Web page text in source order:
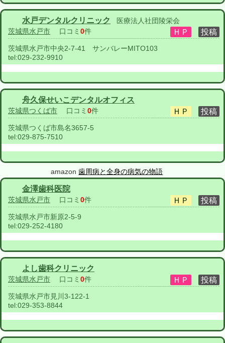
水戸デンタルクリニック
医療法人社団陵栄会
茨城県水戸市 口コミ 0件
茨城県水戸市中央2-7-41 サンバレーMITO103
tel:029-232-9910
舟久保せいこデンタルオフィス
茨城県つくば市 口コミ 0件
茨城県つくば市島名3657-5
tel:029-875-7510
amazon歯周病と全身の病気の物語
金澤歯科医院
茨城県水戸市 口コミ 0件
茨城県水戸市新原2-5-9
tel:029-252-4180
よし歯科クリニック
茨城県水戸市 口コミ 0件
茨城県水戸市見川3-122-1
tel:029-353-8844